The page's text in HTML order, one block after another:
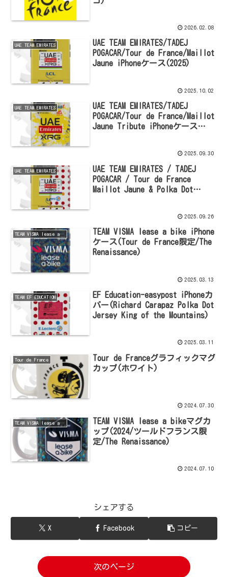
2026.02.08
UAE TEAM EMIRATES
UAE TEAM EMIRATES/TADEJ
POGACAR/Tour de France/Maillot
Jaune iPhoneケース(2025)
2025.10.02
UAE TEAM EMIRATES
UAE TEAM EMIRATES/TADEJ
POGACAR/Tour de France/Maillot
Jaune Tribute iPhoneケース
2025.09.30
UAE TEAM EMIRATES
UAE TEAM EMIRATES / TADEJ
POGACAR / Tour de France
Maillot Jaune & Polka Dot
2025.09.26
TEAM VISMA lease a bike
TEAM VISMA lease a bike iPhone
ケース(Tour de France限定/The
Renaissance)
2025.03.13
TEAM EF EDUCATION
EF Education-easypost iPhoneカ
バー(Richard Carapaz Polka Dot
Jersey King of the Mountains)
2025.03.11
Tour de France
Tour de Franceグラフィックマグ
カップ(ホワイト)
2024.07.30
TEAM VISMA lease a bike
TEAM VISMA lease a bikeマグカ
ップ(2024/ツールドフランス限
定/The Renaissance)
2024.07.10
シェアする
X Facebook コピー
次のページ